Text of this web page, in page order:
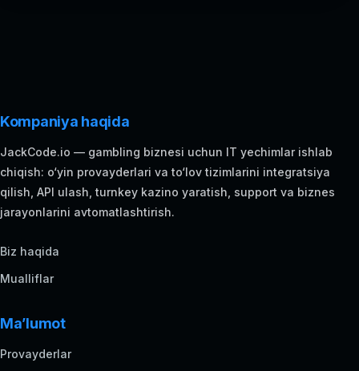
Kompaniya haqida
JackCode.io — gambling biznesi uchun IT yechimlar ishlab
chiqish: o‘yin provayderlari va to‘lov tizimlarini integratsiya
qilish, API ulash, turnkey kazino yaratish, support va biznes
jarayonlarini avtomatlashtirish.
Biz haqida
Mualliflar
Ma’lumot
Provayderlar